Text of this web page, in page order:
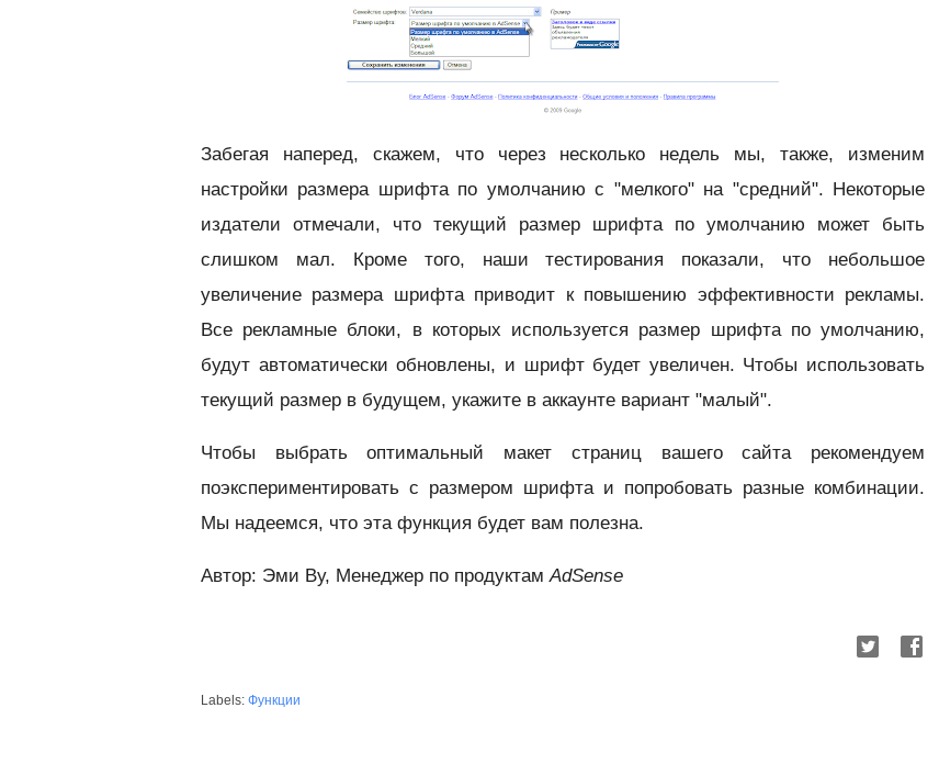
Забегая наперед, скажем, что через несколько недель мы, также, изменим
настройки размера шрифта по умолчанию с "мелкого" на "средний". Некоторые
издатели отмечали, что текущий размер шрифта по умолчанию может быть
слишком мал. Кроме того, наши тестирования показали, что небольшое
увеличение размера шрифта приводит к повышению эффективности рекламы.
Все рекламные блоки, в которых используется размер шрифта по умолчанию,
будут автоматически обновлены, и шрифт будет увеличен. Чтобы использовать
текущий размер в будущем, укажите в аккаунте вариант "малый".
Чтобы выбрать оптимальный макет страниц вашего сайта рекомендуем
поэкспериментировать с размером шрифта и попробовать разные комбинации.
Мы надеемся, что эта функция будет вам полезна.
Автор: Эми Ву, Менеджер по продуктам AdSense
Labels: Функции